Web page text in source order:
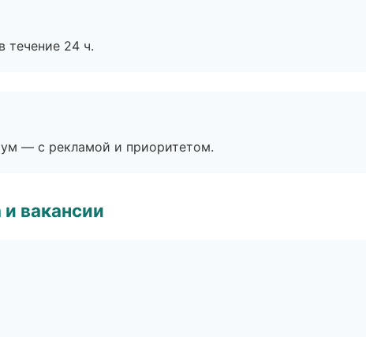
течение 24 ч.
— с рекламой и приоритетом.
вакансии